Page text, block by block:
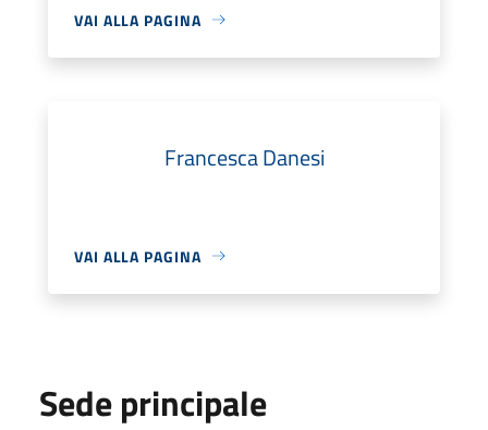
VAI ALLA PAGINA
Francesca Danesi
VAI ALLA PAGINA
Sede principale